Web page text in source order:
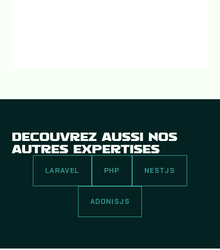
DÉCOUVREZ AUSSI NOS
AUTRES EXPERTISES
LARAVEL PHP NESTJS
ADONISJS